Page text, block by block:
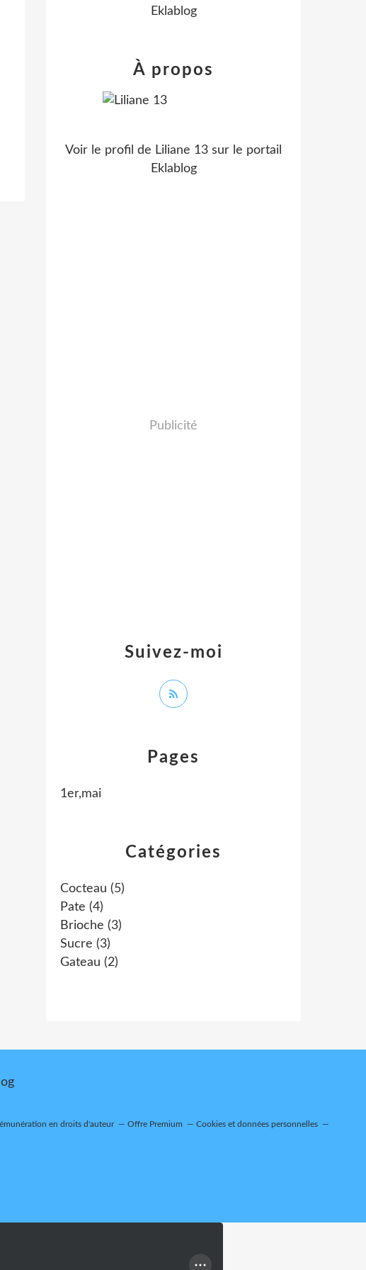
Catégories
Cocteau (5)
Pate (4)
Brioche (3)
Sucre (3)
Gateau (2)
Pages
1er,mai
Eklablog
Suivez-moi
À propos
Voir le profil de Liliane 13 sur le portail
Eklablog
Publicité
en droits d'auteur Offre Premium Cookies et données personnelles